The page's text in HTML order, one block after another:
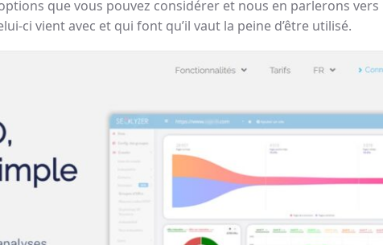
que vous pouvez considérer et nous en parlerons vers
ci vient avec et qui font qu’il vaut la peine d’être utilisé.